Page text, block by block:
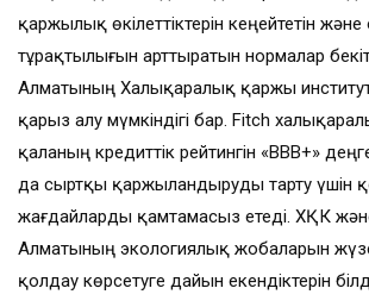
қаржылық өкілеттіктерін кеңейтетін
тұрақтылығын арттыратын нормалар
Алматының Халықаралық қаржы
қарыз алу мүмкіндігі бар. Fitch
қаланың кредиттік рейтингін «BBB+»
да сыртқы қаржыландыруды тарту үшін
жағдайларды қамтамасыз етеді. ХҚК
Алматының экологиялық жобаларын
қолдау көрсетуге дайын екендіктерін